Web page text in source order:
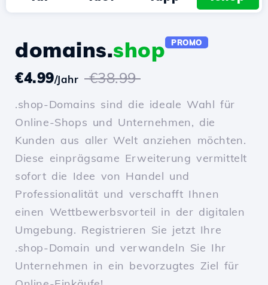
domains.shop PROMO
€4.99/Jahr €38.99
.shop-Domains sind die ideale Wahl für
Online-Shops und Unternehmen, die
Kunden aus aller Welt anziehen möchten.
Diese einprägsame Erweiterung vermittelt
sofort die Idee von Handel und
Professionalität und verschafft Ihnen
einen Wettbewerbsvorteil in der digitalen
Umgebung. Registrieren Sie jetzt Ihre
.shop-Domain und verwandeln Sie Ihr
Unternehmen in ein bevorzugtes Ziel für